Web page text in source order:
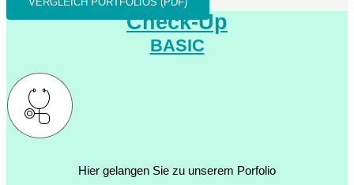
Check-Up
BASIC
Hier gelangen Sie zu unserem Porfolio